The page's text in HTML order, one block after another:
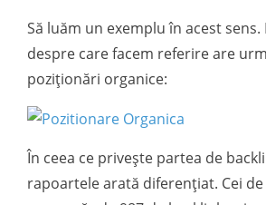
Să luăm un exemplu în acest
despre care facem referire are
poziționări organice:
În ceea ce privește partea de
rapoartele arată diferențiat. Cei de